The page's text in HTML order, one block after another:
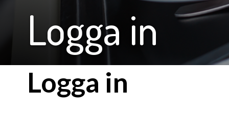
Hållbarhet
Sjukhus
Upphandling
Utrustning och lokaler
Äldreomsorg
Logga in
Logga in